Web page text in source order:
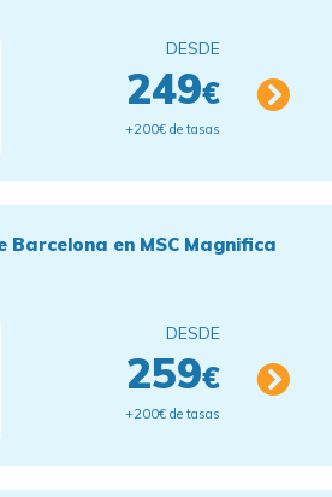
DESDE
249€
+200€ de tasas
en MSC Magnifica
DESDE
259€
+200€ de tasas